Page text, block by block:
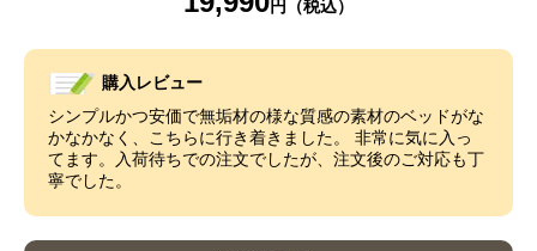
購入レビュー
シンプルかつ安価で無垢材の様な質感の素材のベッドがな
かなかなく、こちらに行き着きました。 非常に気に入っ
てます。入荷待ちでの注文でしたが、注文後のご対応も丁
寧でした。